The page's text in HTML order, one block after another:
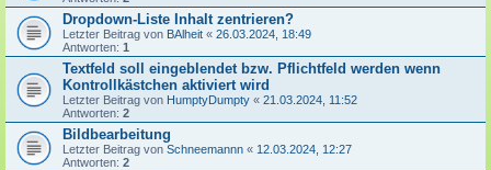
Dropdown-Liste Inhalt zentrieren?
Letzter Beitrag von BAlheit « 26.03.2024, 18:49
Antworten: 1
Textfeld soll eingeblendet bzw. Pflichtfeld werden wenn
Kontrollkästchen aktiviert wird
Letzter Beitrag von HumptyDumpty « 21.03.2024, 11:52
Antworten: 2
Bildbearbeitung
Letzter Beitrag von Schneemannn « 12.03.2024, 12:27
Antworten: 2